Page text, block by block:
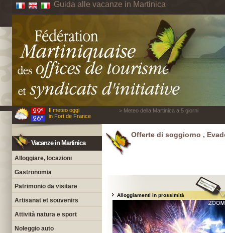
Guida alle vacanze in Martinica
Il meteo oggi
in Fort de France
> Meteo della Martinica a 5 giorni
Vacanze in Martinica
Alloggiare, locazioni
Gastronomia
Patrimonio da visitare
Artisanat et souvenirs
Attività natura e sport
Noleggio auto
Offerte di soggiorno ,
Alloggiamenti in prossimità